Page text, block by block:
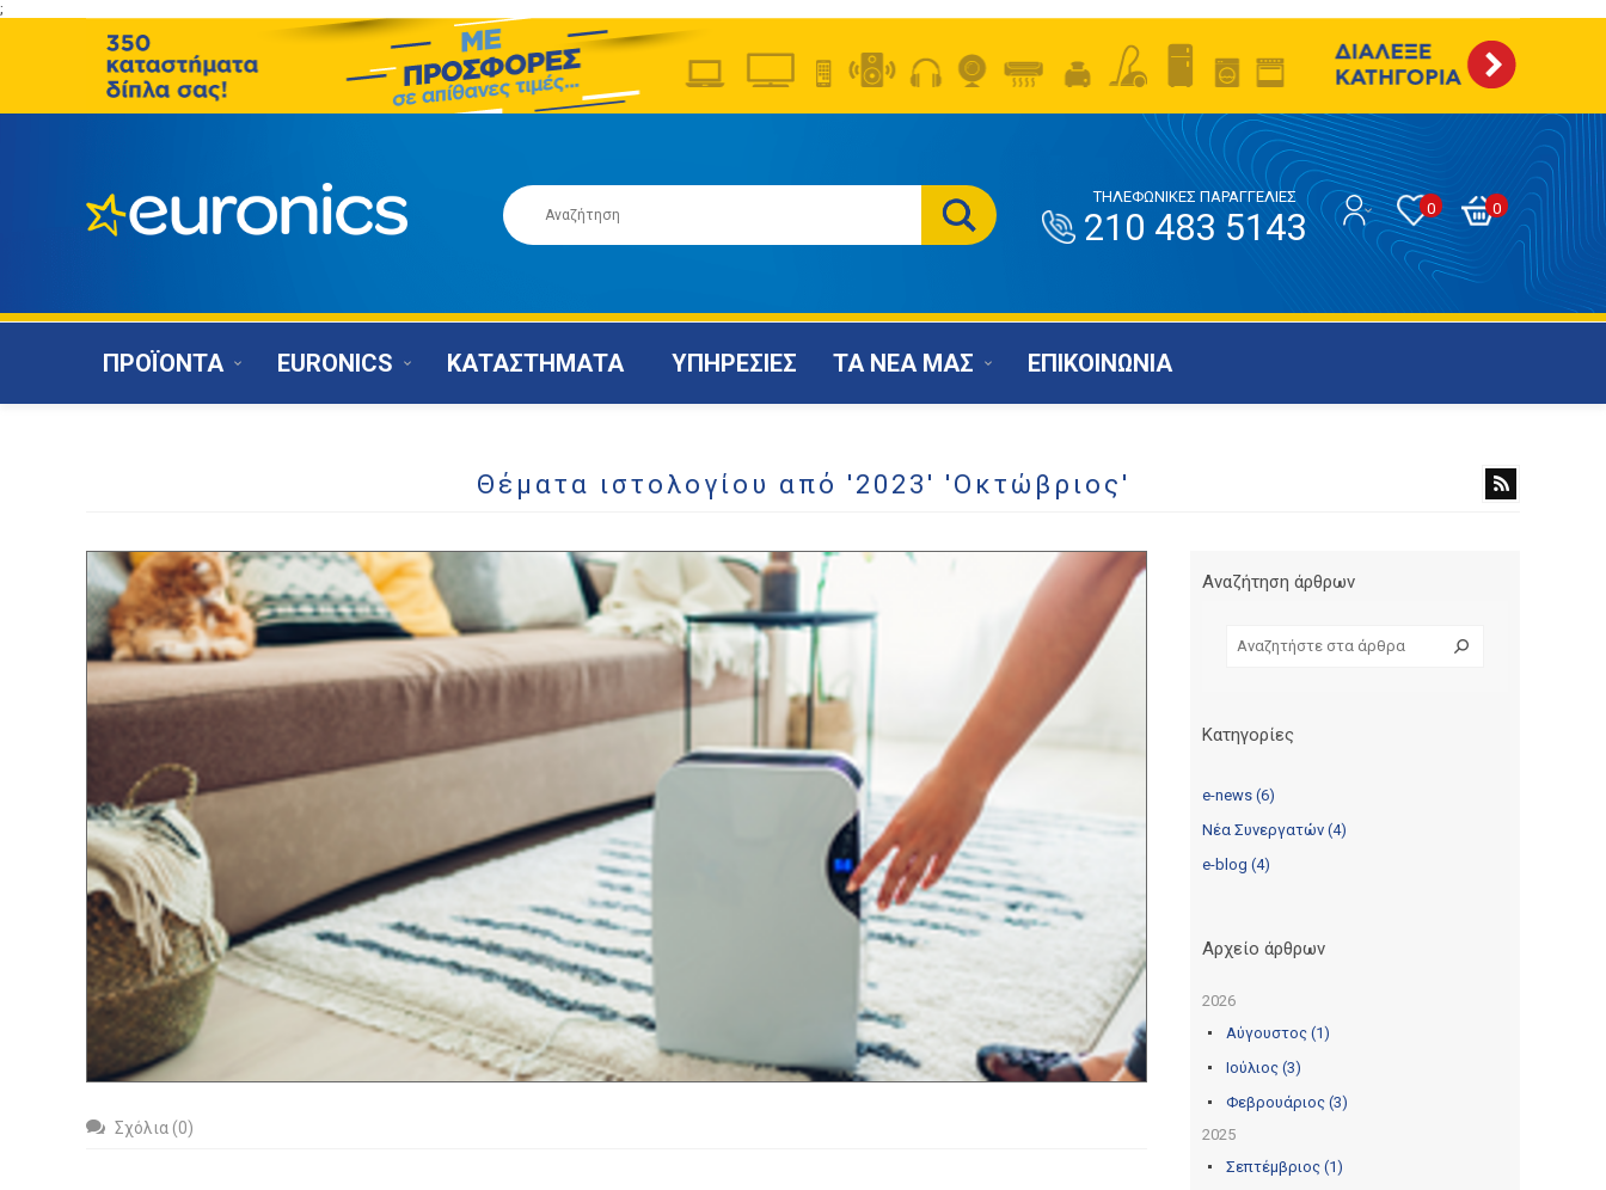
;
0
0
ΤΗΛΕΦΩΝΙΚΕΣ ΠΑΡΑΓΓΕΛΙΕΣ
210 483 5143
ΠΡΟΪΟΝΤΑ EURONICS ΚΑΤΑΣΤΗΜΑΤΑ ΥΠΗΡΕΣΙΕΣ ΤΑ ΝΕΑ ΜΑΣ ΕΠΙΚΟΙΝΩΝΙΑ
Θέματα ιστολογίου από '2023' 'Οκτώβριος'
Σχόλια (0)
Αναζήτηση άρθρων
Κατηγορίες
e-news (6)
Νέα Συνεργατών (4)
e-blog (4)
Αρχείο άρθρων
2026
Αύγουστος (1)
Ιούλιος (3)
Φεβρουάριος (3)
2025
Σεπτέμβριος (1)